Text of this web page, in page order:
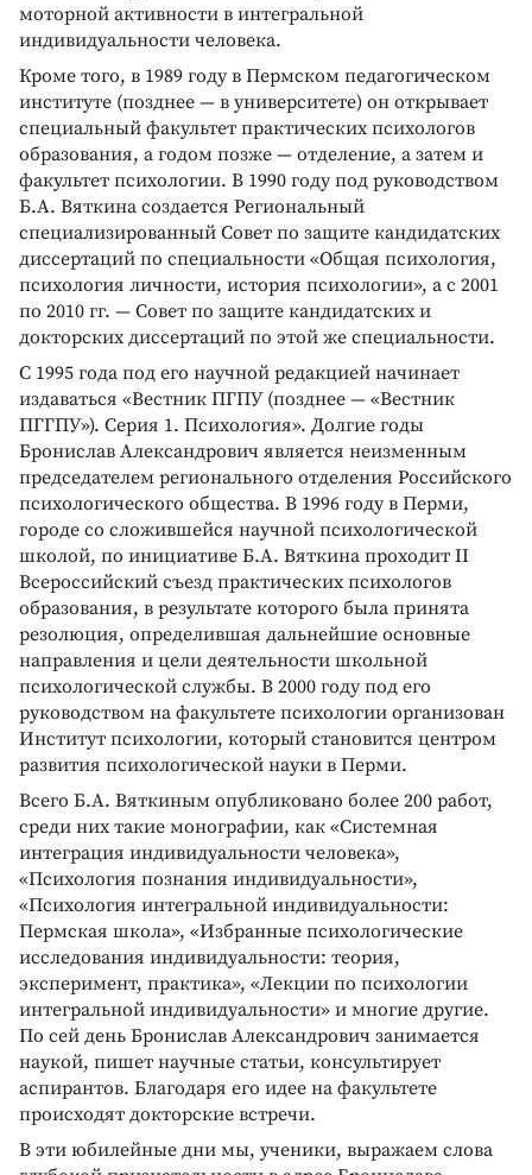
моторной активности в интегральной
индивидуальности человека.
Кроме того, в 1989 году в Пермском педагогическом
институте (позднее — в университете) он открывает
специальный факультет практических психологов
образования, а годом позже — отделение, а затем и
факультет психологии. В 1990 году под руководством
Б.А. Вяткина создается Региональный
специализированный Совет по защите кандидатских
диссертаций по специальности «Общая психология,
психология личности, история психологии», а с 2001
по 2010 гг. — Совет по защите кандидатских и
докторских диссертаций по этой же специальности.
С 1995 года под его научной редакцией начинает
издаваться «Вестник ПГПУ (позднее — «Вестник
ПГГПУ»). Серия 1. Психология». Долгие годы
Бронислав Александрович является неизменным
председателем регионального отделения Российского
психологического общества. В 1996 году в Перми,
городе со сложившейся научной психологической
школой, по инициативе Б.А. Вяткина проходит II
Всероссийский съезд практических психологов
образования, в результате которого была принята
резолюция, определившая дальнейшие основные
направления и цели деятельности школьной
психологической службы. В 2000 году под его
руководством на факультете психологии организован
Институт психологии, который становится центром
развития психологической науки в Перми.
Всего Б.А. Вяткиным опубликовано более 200 работ,
среди них такие монографии, как «Системная
интеграция индивидуальности человека»,
«Психология познания индивидуальности»,
«Психология интегральной индивидуальности:
Пермская школа», «Избранные психологические
исследования индивидуальности: теория,
эксперимент, практика», «Лекции по психологии
интегральной индивидуальности» и многие другие.
По сей день Бронислав Александрович занимается
наукой, пишет научные статьи, консультирует
аспирантов. Благодаря его идее на факультете
происходят докторские встречи.
В эти юбилейные дни мы, ученики, выражаем слова